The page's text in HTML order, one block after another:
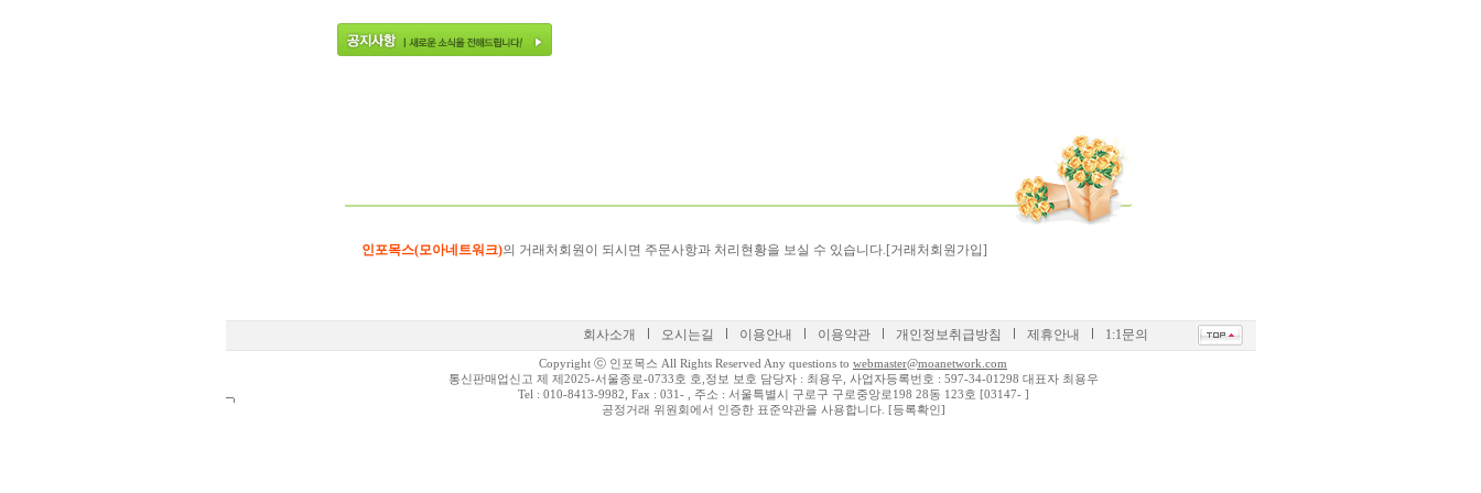
인포목스(모아네트워크)의 거래처회원이 되시면 주문사항과 처리현황을 보실 수 있습니다. [거래처회원가입]
회사소개 오시는길 이용안내 이용약관 개인정보취급방침 제휴안내 1:1문의
Copyright ⓒ 인포목스 All Rights Reserved Any questions to webmaster@moanetwork.com
통신판매업신고 제 제2025-서울종로-0733호 호,정보 보호 담당자 : 최용우, 사업자등록번호 : 597-34-01298 대표자 최용우
Tel : 010-8413-9982, Fax : 031- , 주소 : 서울특별시 구로구 구로중앙로198 28동 123호 [03147- ]
공정거래 위원회에서 인증한 표준약관을 사용합니다.
[등록확인]